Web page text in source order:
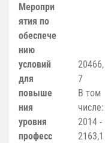
Меропри
ятия по
обеспече
нию
условий
для
повыше
ния
уровня
професс
20466,
7
В том
числе:
2014 -
2163,1